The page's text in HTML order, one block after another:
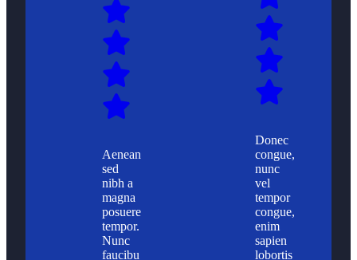
Aenean
sed
nibh a
magna
posuere
tempor.
Nunc
faucibu
Donec
congue,
nunc
vel
tempor
congue,
enim
sapien
lobortis